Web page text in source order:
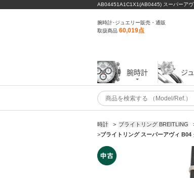
AB04451A1C1X1(AB0445) スーパーア
腕時計･ジュエリー販売・通販
取扱商品 60,019点
腕時計 ジ
時計 > ブライトリング BREITLING
>ブライトリング スーパーアヴィ